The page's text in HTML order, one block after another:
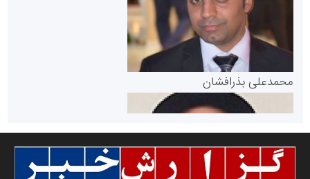
پایگاه خبری گفتمان یزد
مرجع اخبار موثق در بازارسرمایه
محمدعلی بذرافشان